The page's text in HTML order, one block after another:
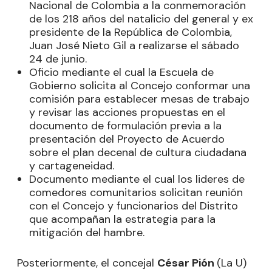
Nacional de Colombia a la conmemoración
de los 218 años del natalicio del general y ex
presidente de la República de Colombia,
Juan José Nieto Gil a realizarse el sábado
24 de junio.
Oficio mediante el cual la Escuela de
Gobierno solicita al Concejo conformar una
comisión para establecer mesas de trabajo
y revisar las acciones propuestas en el
documento de formulación previa a la
presentación del Proyecto de Acuerdo
sobre el plan decenal de cultura ciudadana
y cartageneidad.
Documento mediante el cual los lideres de
comedores comunitarios solicitan reunión
con el Concejo y funcionarios del Distrito
que acompañan la estrategia para la
mitigación del hambre.
Posteriormente, el concejal César Pión (La U)